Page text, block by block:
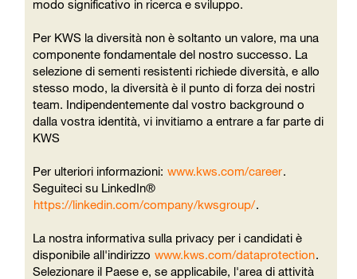
modo significativo in ricerca e sviluppo.
Per KWS la diversità non è soltanto un valore, ma una
componente fondamentale del nostro successo. La
selezione di sementi resistenti richiede diversità, e allo
stesso modo, la diversità è il punto di forza dei nostri
team. Indipendentemente dal vostro background o
dalla vostra identità, vi invitiamo a entrare a far parte di
KWS
Per ulteriori informazioni: www.kws.com/career.
Seguiteci su LinkedIn®
https://linkedin.com/company/kwsgroup/.
La nostra informativa sulla privacy per i candidati è
disponibile all'indirizzo www.kws.com/dataprotection.
Selezionare il Paese e, se applicabile, l'area di attività